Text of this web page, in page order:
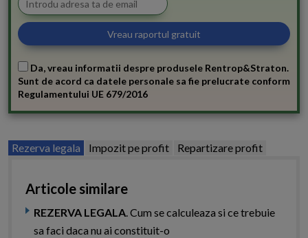
Da, vreau informatii despre produsele Rentrop&Straton.
Sunt de acord ca datele personale sa fie prelucrate conform
Regulamentului UE 679/2016
Rezerva legala Impozit pe profit Repartizare profit
Articole similare
REZERVA LEGALA. Cum se calculeaza si ce trebuie
sa faci daca nu ai constituit-o